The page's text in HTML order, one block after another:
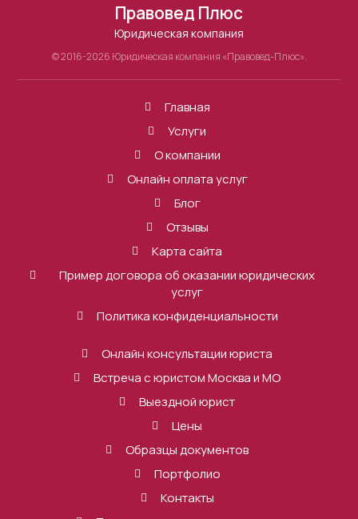
Правовед Плюс
Юридическая компания
© 2016-2026 Юридическая компания «Правовед-Плюс».
Главная
Услуги
О компании
Онлайн оплата услуг
Блог
Отзывы
Карта сайта
Пример договора об оказании юридических
услуг
Политика конфиденциальности
Онлайн консультации юриста
Встреча с юристом Москва и МО
Выездной юрист
Цены
Образцы документов
Портфолио
Контакты